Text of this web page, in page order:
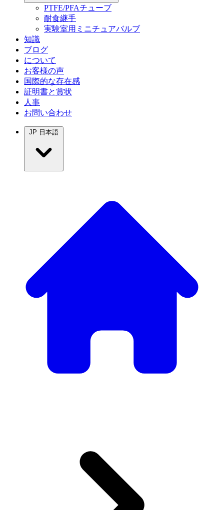
PTFE/PFAチューブ
耐食継手
実験室用ミニチュアバルブ
知識
ブログ
について
お客様の声
国際的な存在感
証明書と賞状
人事
お問い合わせ
JP 日本語